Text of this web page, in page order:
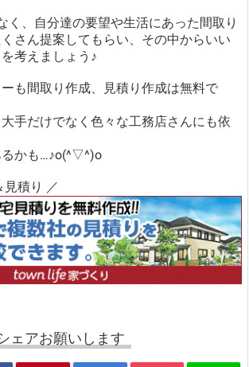
く、自分達の要望や生活にあった間取り
さん提案してもらい、その中からいい
考えましょう♪
も間取り作成、見積り作成は無料で
手だけでなく色々な工務店さんにも依
るかも…♪o(^▽^)o
見積り ／
ェアお願いします